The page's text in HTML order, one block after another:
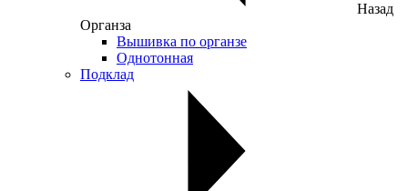
Назад
Органза
Вышивка по органзе
Однотонная
Подклад